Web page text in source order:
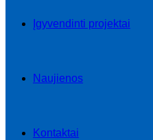
Įgyvendinti projektai
Naujienos
Kontaktai